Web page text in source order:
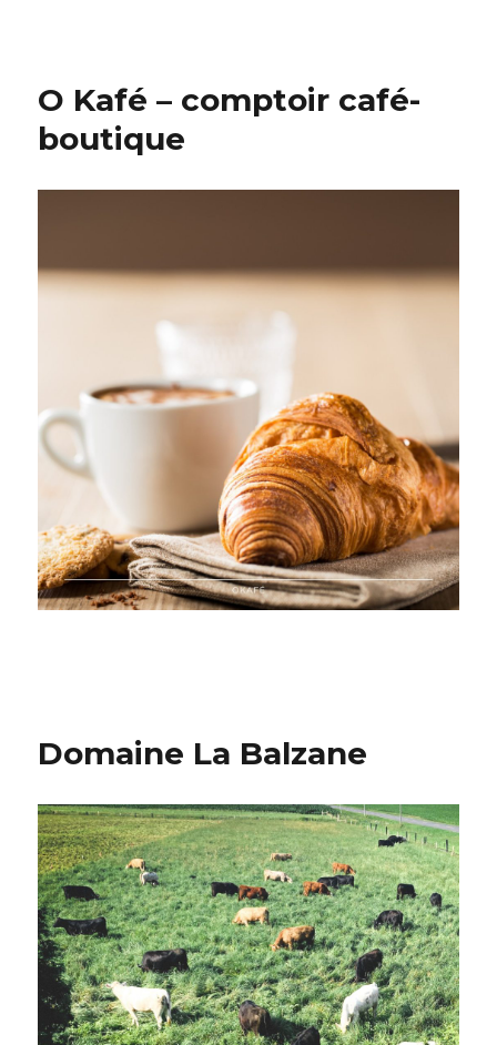
O Kafé – comptoir café-
boutique
Domaine La Balzane